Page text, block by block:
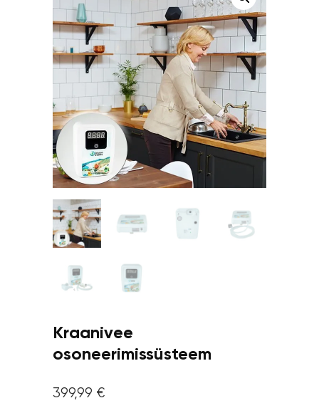
Kraanivee
osoneerimissüsteem
399,99 €